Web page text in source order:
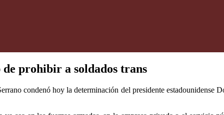
prohibir a soldados trans
condenó hoy la determinación del presidente estadounidense